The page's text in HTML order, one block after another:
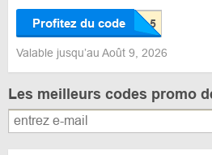
Profitez du code
Valable jusqu’au Août 9, 2026
Les meilleurs codes promo